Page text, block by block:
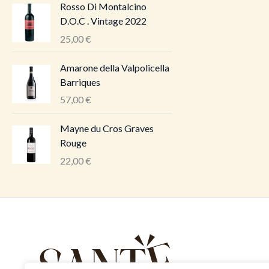
Rosso Di Montalcino
D.O.C . Vintage 2022
25,00€
Amarone della Valpolicella
Barriques
57,00€
Mayne du Cros Graves
Rouge
22,00€